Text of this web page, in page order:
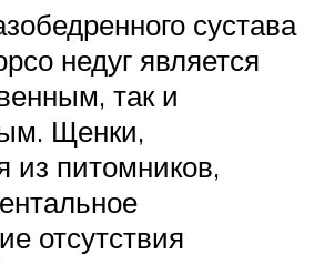
сустава
недуг является
так и
Щенки,
из питомников,
отсутствия